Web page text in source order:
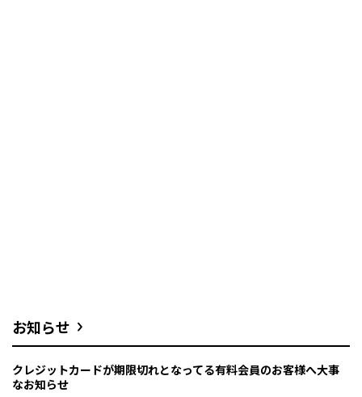
お知らせ
クレジットカードが期限切れとなってる有料会員のお客様へ大事
なお知らせ